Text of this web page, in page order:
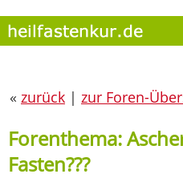
« zurück | zur Foren-
Forenthema:
Fasten???